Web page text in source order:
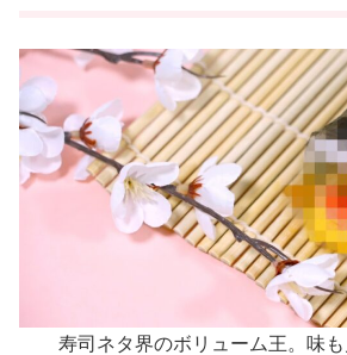
寿司ネタ界のボリューム王。味